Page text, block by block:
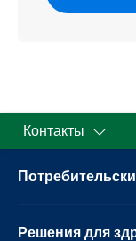
Контакты
Решения для